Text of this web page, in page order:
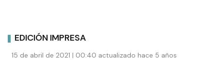
EDICIÓN IMPRESA
15 de abril de 2021 | 00:40 actualizado hace 5 años